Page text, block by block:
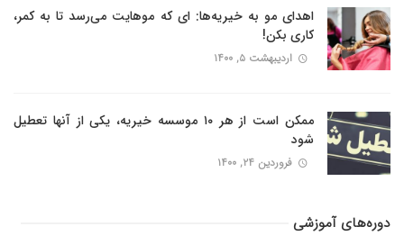
اهدای مو به خیریه‌ها: ای که موهایت می‌رسد تا به کمر،
کاری بکن!
اردیبهشت ۵, ۱۴۰۰
ممکن است از هر ۱۰ موسسه خیریه، یکی از آنها تعطیل
شود
فروردین ۲۴, ۱۴۰۰
دوره‌های آموزشی